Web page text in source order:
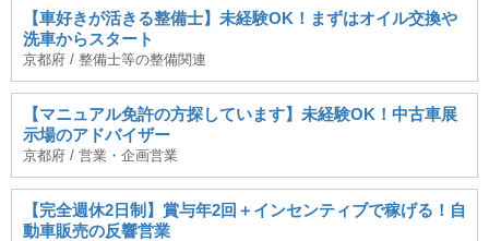
【車好きが活きる整備士】未経験OK！まずはオイル交換や
洗車からスタート
京都府 / 整備士等の整備関連
【マニュアル免許の方探しています】未経験OK！中古車展
示場のアドバイザー
京都府 / 営業・企画営業
【完全週休2日制】賞与年2回＋インセンティブで稼げる！自
動車販売の反響営業